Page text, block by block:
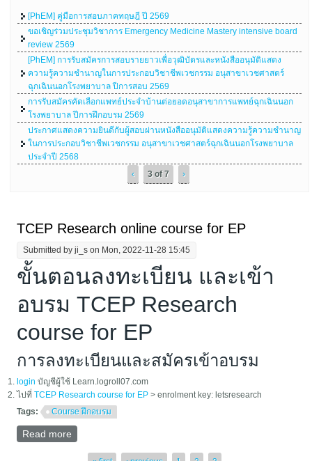
[PhEM] คู่มือการสอบภาคทฤษฎี ปี 2569
ขอเชิญร่วมประชุมวิชาการ Emergency Medicine Mastery intensive board
review 2569
[PhEM] การรับสมัครการสอบรายยาวเพื่อวุฒิบัตรและหนังสืออนุมัติแสดง
ความรู้ความชำนาญในการประกอบวิชาชีพเวชกรรม อนุสาขาเวชศาสตร์
ฉุกเฉินนอกโรงพยาบาล ปีการสอบ 2569
การรับสมัครคัดเลือกแพทย์ประจำบ้านต่อยอดอนุสาขาการแพทย์ฉุกเฉินนอก
โรงพยาบาล ปีการฝึกอบรม 2569
ประกาศแสดงความยินดีกับผู้สอบผ่านหนังสืออนุมัติแสดงความรู้ความชำนาญ
ในการประกอบวิชาชีพเวชกรรม อนุสาขาเวชศาสตร์ฉุกเฉินนอกโรงพยาบาล
ประจำปี 2568
‹
3 of 7 ›
TCEP Research online course for EP
Submitted byji_s on Mon, 2022-11-28 15:45
ขั้นตอนลงทะเบียน และเข้า
อบรม TCEP Research
course for EP
การลงทะเบียนและสมัครเข้าอบรม
login บัญชีผู้ใช้ Learn.logroll07.com
ไปที่TCEP Research course for EP > enrolment key: letsresearch
Tags:
Course ฝึกอบรม
Read more